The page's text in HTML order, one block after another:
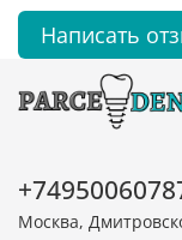
Написать
Москва,